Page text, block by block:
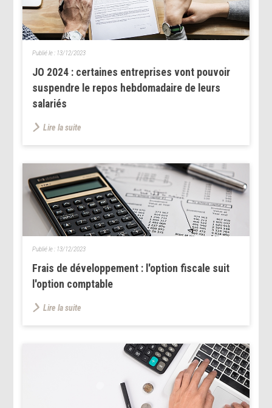
JO 2024 : certaines entreprises vont pouvoir
suspendre le repos hebdomadaire de leurs
salariés
Publié le : 13/12/2023
Lire la suite
Frais de développement : l'option fiscale suit
l'option comptable
Publié le : 13/12/2023
Lire la suite